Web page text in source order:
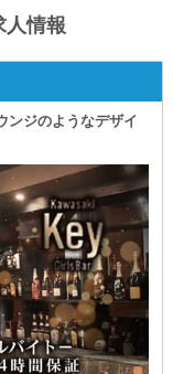
人情報
ンジのようなデザイ